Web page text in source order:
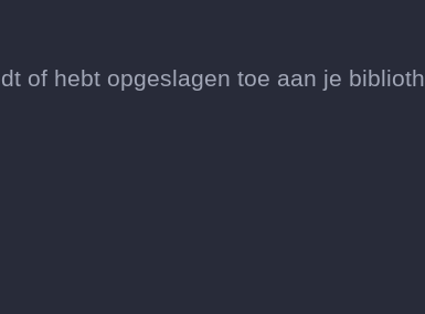
of hebt opgeslagen toe aan je